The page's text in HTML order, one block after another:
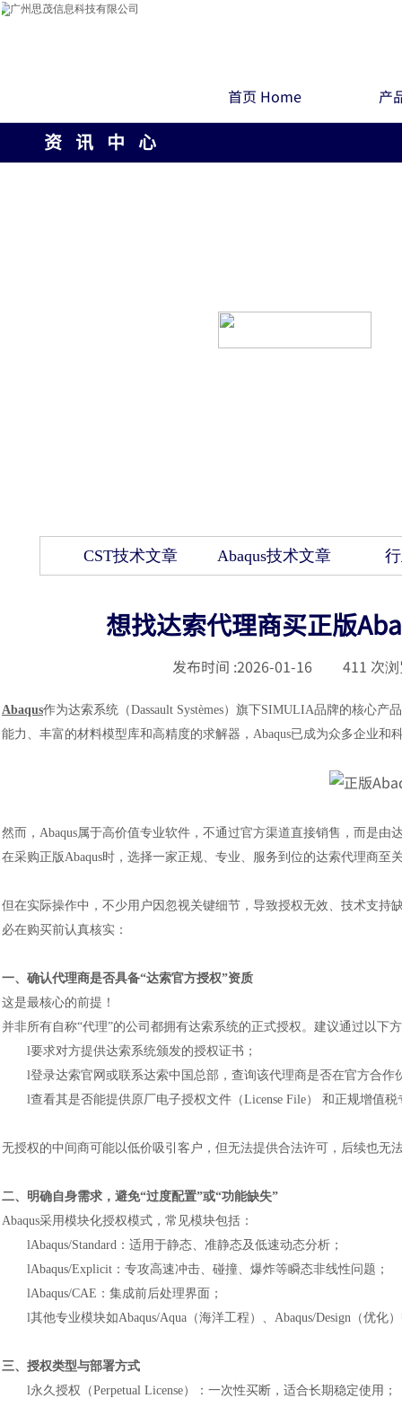
首页 Home 产
资 讯 中 心
CST技术文章 Abaqus技术文章
想找达索代理商买正版
发布时间 :2026-01-16 411 次
Abaqus作为达索系统（Dassault Systèmes）旗下SIMULIA品牌的核心
能力、丰富的材料模型库和高精度的求解器，Abaqus已成为众多企业和
然而， Abaqus属于高价值专业软件，不通过官方渠道直接销售，而是
在采购正版Abaqus时，选择一家正规、专业、服务到位的达索代理商至
但在实际操作中，不少用户因忽视关键细节，导致授权无效、技术支持
必在购买前认真核实：
一、确认代理商是否具备“达索官方授权”资质
这是最核心的前提！
并非所有自称“代理”的公司都拥有达索系统的正式授权。建议通过以下
l要求对方提供达索系统颁发的授权证书；
l登录达索官网或联系达索中国总部，查询该代理商是否在官方合作
l查看其是否能提供原厂电子授权文件（License File） 和正规增值
无授权的中间商可能以低价吸引客户，但无法提供合法许可，后续也无
二、明确自身需求，避免“过度配置”或“功能缺失”
Abaqus采用模块化授权模式，常见模块包括：
lAbaqus/Standard：适用于静态、准静态及低速动态分析；
lAbaqus/Explicit：专攻高速冲击、碰撞、爆炸等瞬态非线性问题；
lAbaqus/CAE：集成前后处理界面；
l其他专业模块如Abaqus/Aqua（海洋工程）、Abaqus/Design（优化
三、授权类型与部署方式
l永久授权（Perpetual License）：一次性买断，适合长期稳定使用；